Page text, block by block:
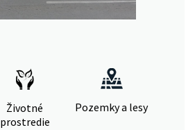
Životné
prostredie
Pozemky a lesy